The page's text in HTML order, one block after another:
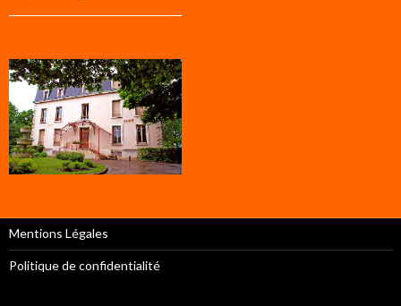
Mentions Légales
Politique de confidentialité